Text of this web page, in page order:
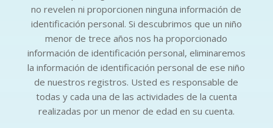
no revelen ni proporcionen ninguna información de
identificación personal. Si descubrimos que un niño
menor de trece años nos ha proporcionado
información de identificación personal, eliminaremos
la información de identificación personal de ese niño
de nuestros registros. Usted es responsable de
todas y cada una de las actividades de la cuenta
realizadas por un menor de edad en su cuenta.